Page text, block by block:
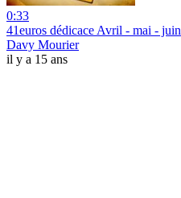
0:33
41euros dédicace Avril - mai - juin
Davy Mourier
il y a 15 ans